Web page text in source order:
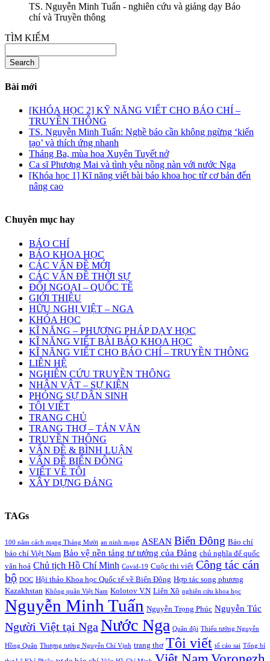
TS. Nguyễn Minh Tuấn - nghiên cứu và giảng dạy Báo
chí và Truyền thông
TÌM KIẾM
Search
Bài mới
[KHÓA HỌC 2] KỸ NĂNG VIẾT CHO BÁO CHÍ –
TRUYỀN THÔNG
TS. Nguyễn Minh Tuấn: Nghề báo cần không ngừng ‘kiến
tạo’ và thích ứng nhanh
Tháng Ba, mùa hoa Xuyên Tuyết nở
Ca sĩ Phương Mai và tình yêu nồng nàn với nước Nga
[Khóa học 1] Kĩ năng viết bài báo khoa học từ cơ bản đến
nâng cao
Chuyên mục hay
BÁO CHÍ
BÁO KHOA HỌC
CÁC VẤN ĐỀ MỚI
CÁC VẤN ĐỀ THỜI SỰ
ĐỐI NGOẠI – QUỐC TẾ
GIỚI THIỆU
HỮU NGHỊ VIỆT – NGA
KHÓA HỌC
KĨ NĂNG – PHƯƠNG PHÁP DẠY HỌC
KĨ NĂNG VIẾT BÀI BÁO KHOA HỌC
KĨ NĂNG VIẾT CHO BÁO CHÍ – TRUYỀN THÔNG
LIÊN HỆ
NGHIÊN CỨU TRUYỀN THÔNG
NHÂN VẬT – SỰ KIỆN
PHÓNG SỰ DÂN SINH
TÔI VIẾT
TRANG CHỦ
TRANG THƠ – TẢN VĂN
TRUYỀN THÔNG
VẤN ĐỀ & BÌNH LUẬN
VẤN ĐỀ BIỂN ĐÔNG
VIẾT VỀ TÔI
XÂY DỰNG ĐẢNG
TAGs
100 năm cách mạng Tháng Mười an ninh mạng ASEAN Biển Đông Báo chí
báo chí Việt Nam Bảo vệ nền tảng tư tưởng của Đảng chủ nghĩa đế quốc
văn hoá Chủ tịch Hồ Chí Minh Covid-19 Cuộc thi viết Công tác cán
bộ DOC Hội thảo Khoa học Quốc tế về Biển Đông Hợp tác song phương
Kazakhstan Không quân Việt Nam Kolotov V.N Liên Xô nghiên cứu khoa học
Nguyễn Minh Tuấn Nguyễn Trọng Phúc Nguyễn Túc
Người Việt tại NgaNước Nga Quân đội Thiếu tướng Nguyễn
Hồng Quân Thượng tướng Nguyễn Chí Vịnh trang thơ Tôi viết tố cáo sai Tổng bí